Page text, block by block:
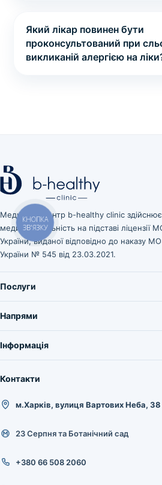
Який лікар повинен бути
проконсультований при
викликаній алергією на
Медичний центр b-healthy clinic здійснює
медичну діяльність на підставі ліцензії
України, виданої відповідно до наказу
України № 545 від 23.03.2021.
Послуги
Напрями
Інформація
Контакти
м.Харків, вулиця Вартових Неба, 38
23 Серпня та Ботанічний сад
+380 66 508 2060
КНОПКА
ЗВ'ЯЗКУ